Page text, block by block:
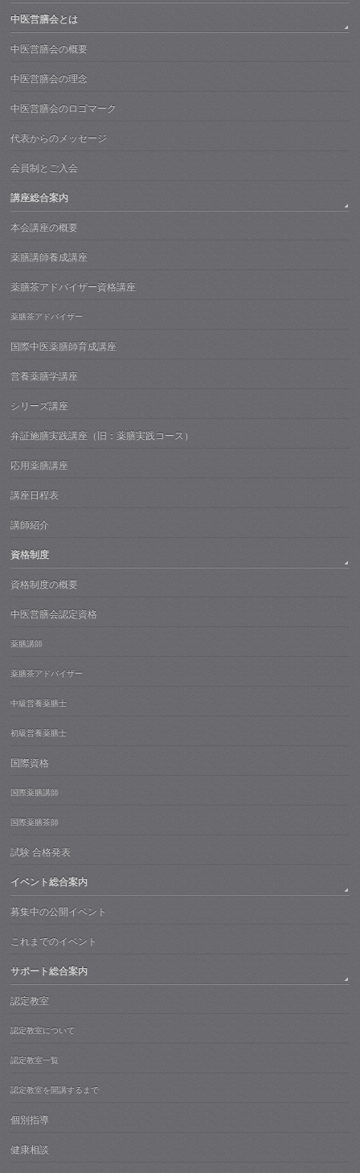
中医営膳会とは
中医営膳会の概要
中医営膳会の理念
中医営膳会のロゴマーク
代表からのメッセージ
会員制とご入会
講座総合案内
本会講座の概要
薬膳講師養成講座
薬膳茶アドバイザー資格講座
薬膳茶アドバイザー
国際中医薬膳師育成講座
営養薬膳学講座
シリーズ講座
弁証施膳実践講座（旧：薬膳実践コース）
応用薬膳講座
講座日程表
講師紹介
資格制度
資格制度の概要
中医営膳会認定資格
薬膳講師
薬膳茶アドバイザー
中級営養薬膳士
初級営養薬膳士
国際資格
国際薬膳講師
国際薬膳茶師
試験 合格発表
イベント総合案内
募集中の公開イベント
これまでのイベント
サポート総合案内
認定教室
認定教室について
認定教室一覧
認定教室を開講するまで
個別指導
健康相談